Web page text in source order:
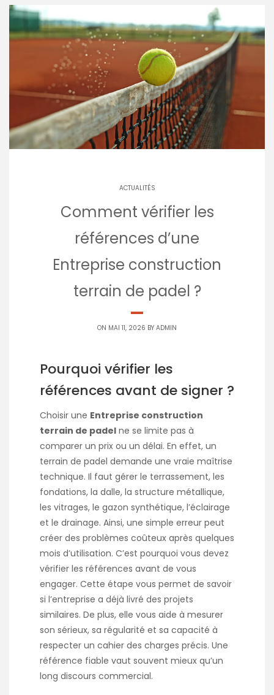
ACTUALITÉS
Comment vérifier les
références d’une
Entreprise construction
terrain de padel ?
ON MAI 11, 2026 BY ADMIN
Pourquoi vérifier les
références avant de signer ?
Choisir une Entreprise construction
terrain de padel ne se limite pas à
comparer un prix ou un délai. En effet, un
terrain de padel demande une vraie maîtrise
technique. Il faut gérer le terrassement, les
fondations, la dalle, la structure métallique,
les vitrages, le gazon synthétique, l’éclairage
et le drainage. Ainsi, une simple erreur peut
créer des problèmes coûteux après quelques
mois d’utilisation. C’est pourquoi vous devez
vérifier les références avant de vous
engager. Cette étape vous permet de savoir
si l’entreprise a déjà livré des projets
similaires. De plus, elle vous aide à mesurer
son sérieux, sa régularité et sa capacité à
respecter un cahier des charges précis. Une
référence fiable vaut souvent mieux qu’un
long discours commercial.